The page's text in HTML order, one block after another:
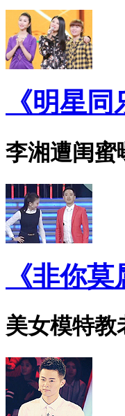
《明星同
李湘遭闺蜜
《非你莫
美女模特教